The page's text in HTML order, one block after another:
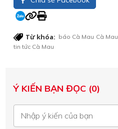
Từ khóa: báo Cà Mau Cà Mau
tin tức Cà Mau
Ý KIẾN BẠN ĐỌC (0)